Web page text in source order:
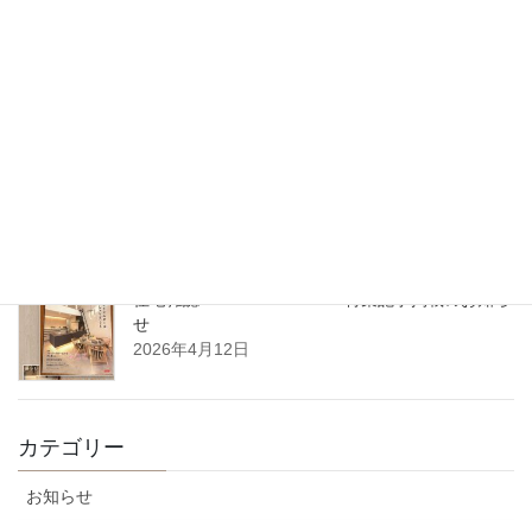
住宅雑誌WAGAYA vol.25 特集記事掲載のお知ら
せ
2026年4月12日
カテゴリー
お知らせ